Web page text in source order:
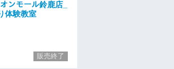
ンモール鈴鹿店_
体験教室
販売終了